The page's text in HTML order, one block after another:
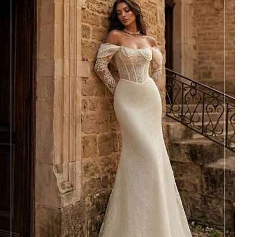
Размеры
42, 44, 46, 48, 50, 52, 54, 56,
58
Цвет
Айвори
Силуэт
Рыбка
Кружево
Жемчуг
Юбка
Атлас стрейч + кружево